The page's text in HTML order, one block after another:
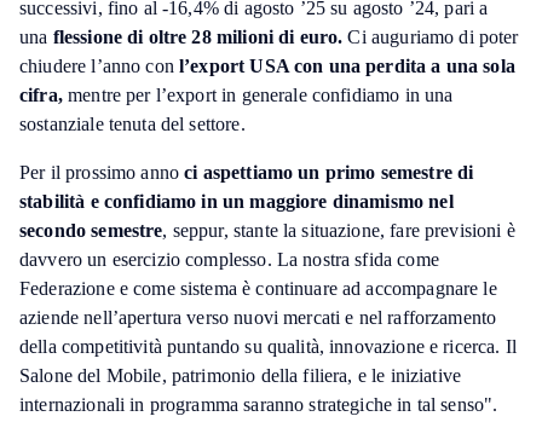
successivi, fino al -16,4% di agosto ’25 su agosto ’24, pari a
una flessione di oltre 28 milioni di euro. Ci auguriamo di poter
chiudere l’anno conl’export USA con una perdita a una sola
cifra,mentre per l’export in generale confidiamo in una
sostanziale tenuta del settore.
Per il prossimo annoci aspettiamo un primo semestre di
stabilità e confidiamo in un maggiore dinamismo nel
secondo semestre, seppur, stante la situazione, fare previsioni è
davvero un esercizio complesso. La nostra sfida come
Federazione e come sistema è continuare ad accompagnare le
aziende nell’apertura verso nuovi mercati e nel rafforzamento
della competitività puntando su qualità, innovazione e ricerca. Il
Salone del Mobile, patrimonio della filiera, e le iniziative
internazionali in programma saranno strategiche in tal senso".